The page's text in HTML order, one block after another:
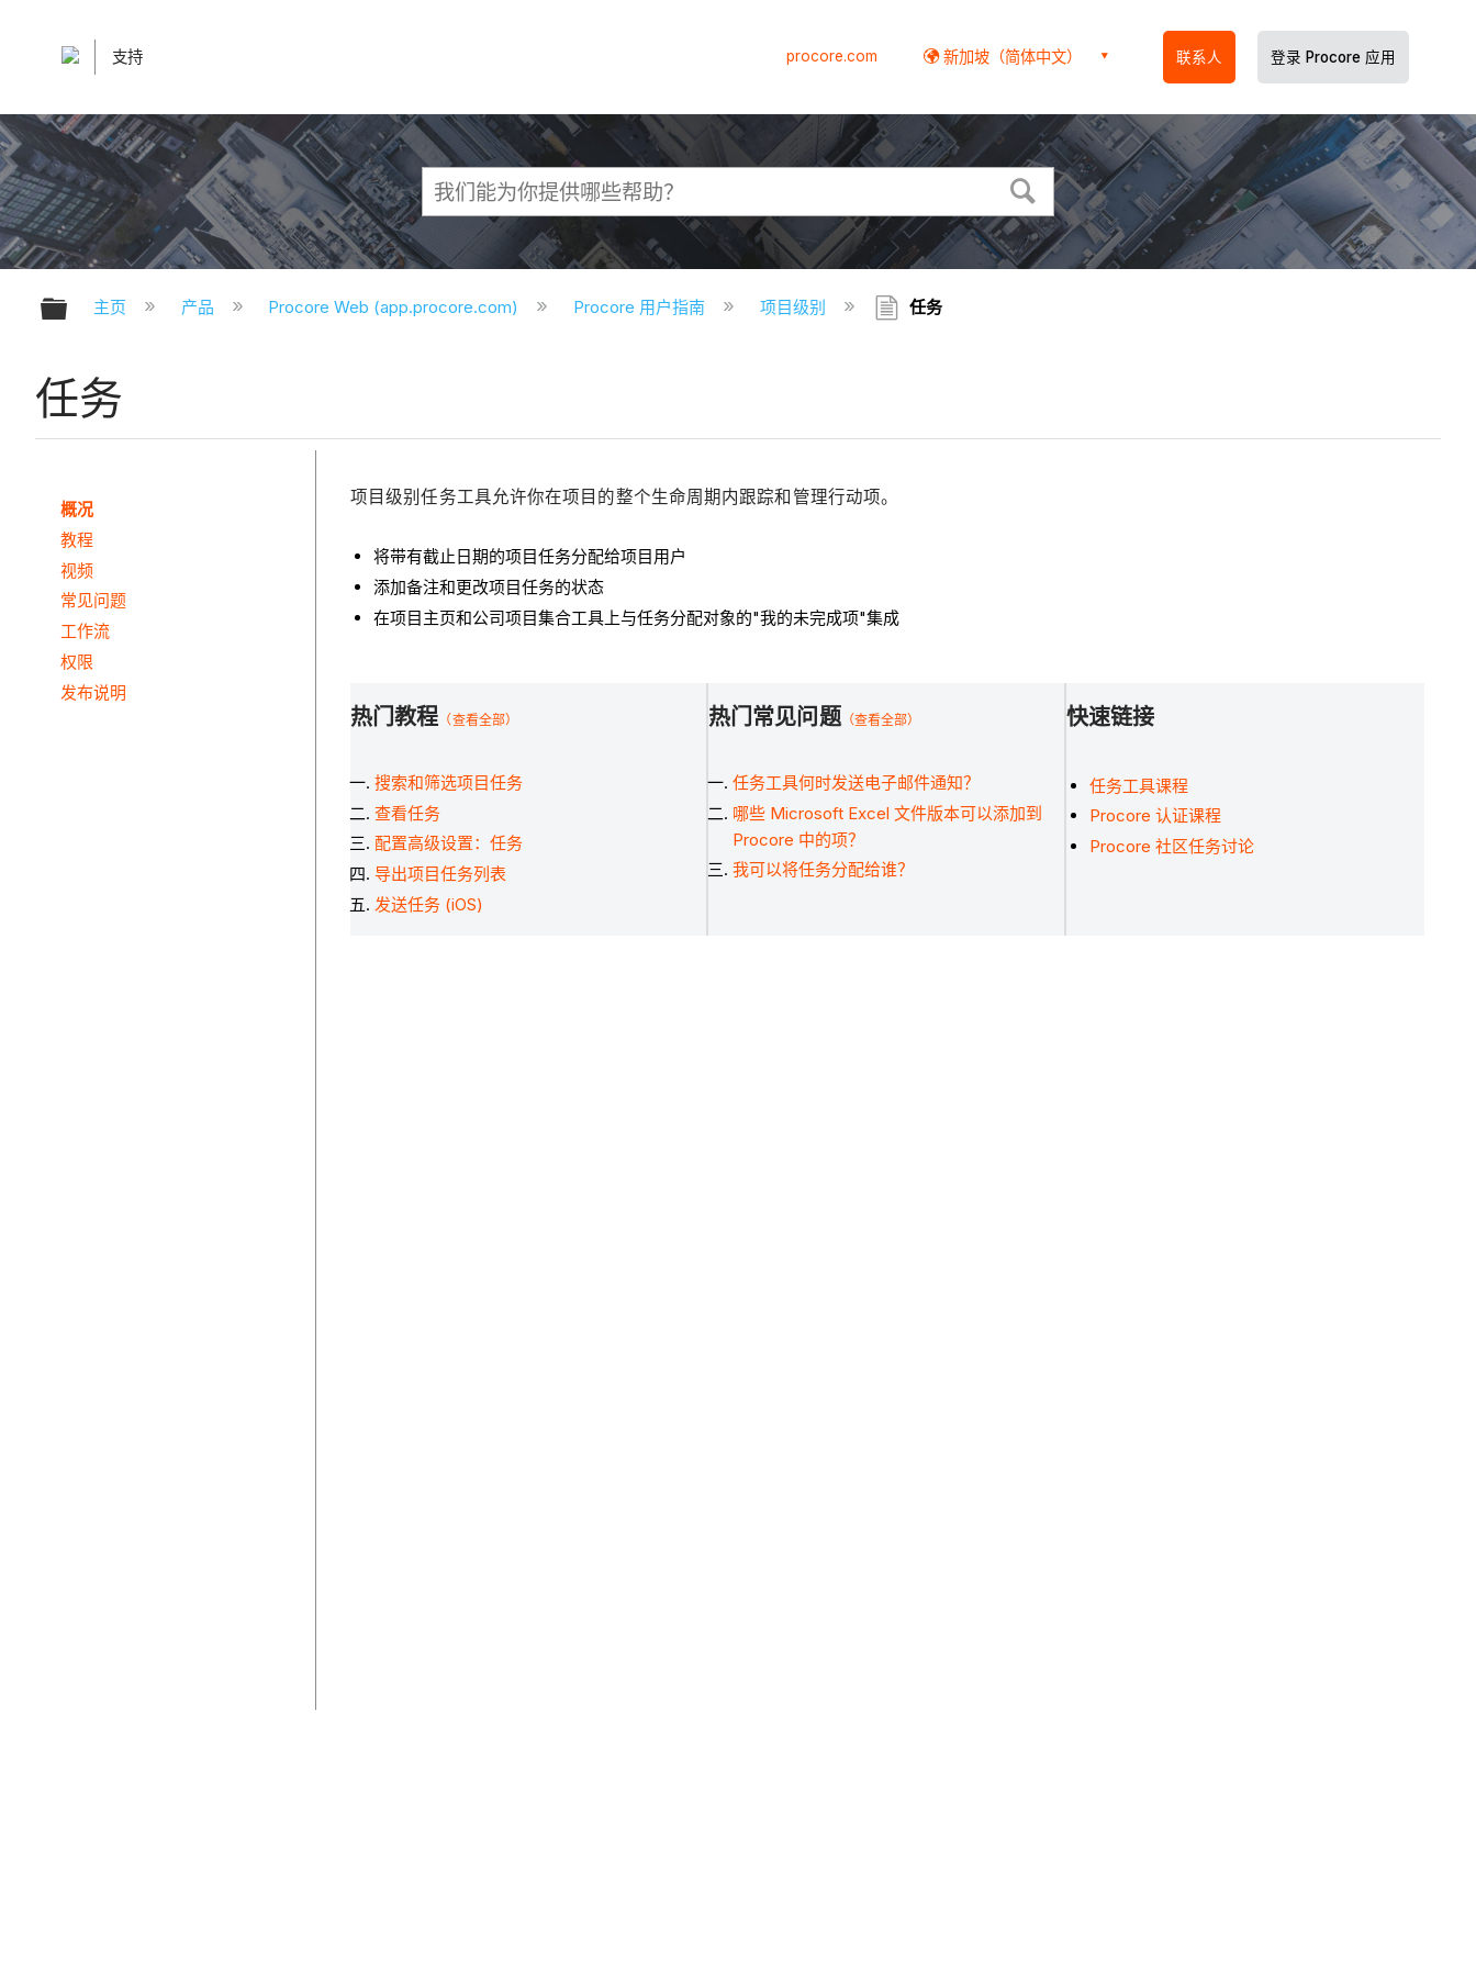
支持 procore.com 新加坡（简体中文） 联系人 登录 Procore 应用
扩展/隐缩全局层次
主页 产品 Procore Web (app.procore.com) Procore 用户指南 项目级别 任务
任务
概况
教程
视频
常见问题
工作流
权限
发布说明
项目级别任务工具允许你在项目的整个生命周期内跟踪和管理行动项。
将带有截止日期的项目任务分配给项目用户
添加备注和更改项目任务的状态
在项目主页和公司项目集合工具上与任务分配对象的"我的未完成项"集成
热门教程 （查看全部）
搜索和筛选项目任务
查看任务
配置高级设置：任务
导出项目任务列表
发送任务 (iOS)
热门常见问题（查看全部）
任务工具何时发送电子邮件通知？
哪些 Microsoft Excel 文件版本可以添加到
Procore 中的项？
我可以将任务分配给谁？
快速链接
任务工具课程
Procore 认证课程
Procore 社区任务讨论